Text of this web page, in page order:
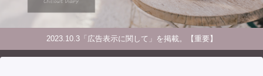
2023.10.3「広告表示に関して」を掲載。【重要】